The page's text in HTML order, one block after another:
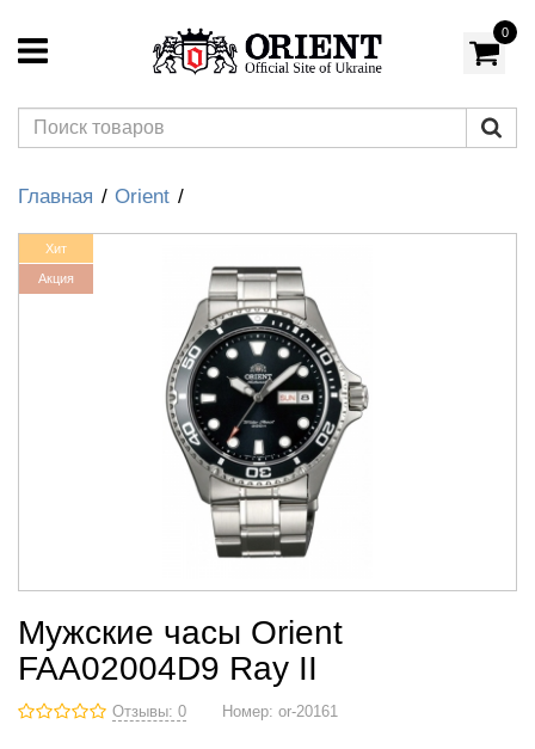
0
Главная Orient
Хит
Акция
Мужские часы Orient
FAA02004D9 Ray II
Отзывы: 0 Номер: or-20161